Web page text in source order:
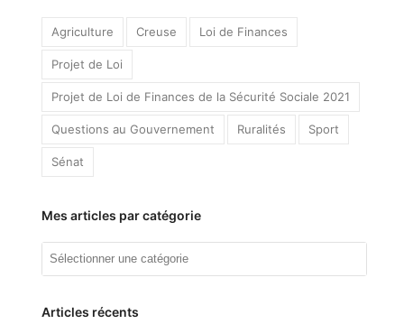
Agriculture Creuse Loi de Finances
Projet de Loi
Projet de Loi de Finances de la Sécurité Sociale 2021
Questions au Gouvernement Ruralités Sport
Sénat
Mes articles par catégorie
Mes
catégorie
Articles récents